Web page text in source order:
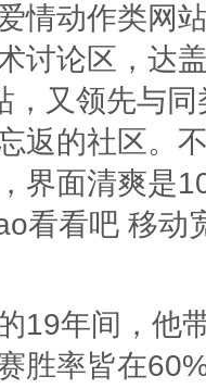
情动作类网
讨论区，达
，又领先与
返的社区。
界面清爽是
看看吧 移动
19年间，他
胜率皆在